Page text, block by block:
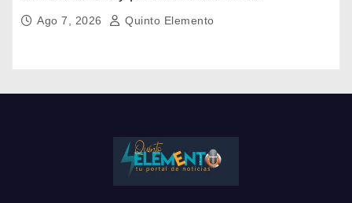
Ago 7, 2026 Quinto Elemento